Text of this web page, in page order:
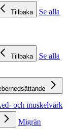
Tillbaka
Se alla
Tillbaka
Se alla
och muskelvärk
Migrän